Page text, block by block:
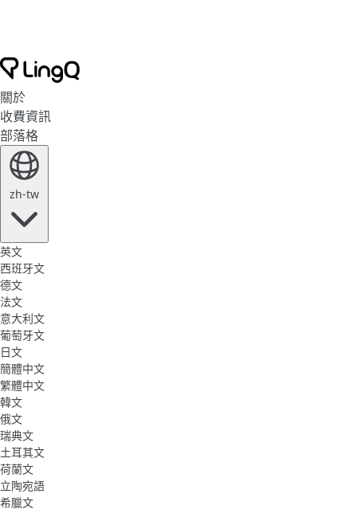
關於
收費資訊
部落格
zh-tw
英文
西班牙文
德文
法文
意大利文
葡萄牙文
日文
簡體中文
繁體中文
韓文
俄文
瑞典文
土耳其文
荷蘭文
立陶宛語
希臘文